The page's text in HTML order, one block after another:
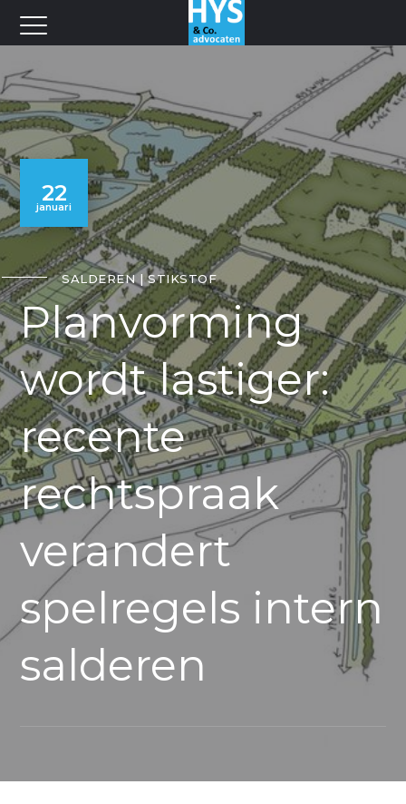
22
januari
SALDEREN STIKSTOF
Planvorming
wordt lastiger:
recente
rechtspraak
verandert
spelregels intern
salderen